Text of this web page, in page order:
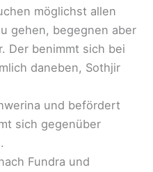
möglichst allen
gehen, begegnen aber
Der benimmt sich bei
daneben, Sothjir
und befördert
sich gegenüber
Fundra und